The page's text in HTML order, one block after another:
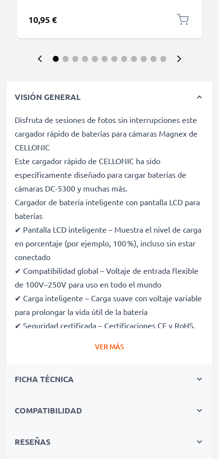
10,95 €
VISIÓN GENERAL
Disfruta de sesiones de fotos sin interrupciones este
cargador rápido de baterías para cámaras Magnex de
CELLONIC
Este cargador rápido de CELLONIC ha sido
específicamente diseñado para cargar baterías de
cámaras DC-5300 y muchas más.
Cargador de batería inteligente con pantalla LCD para
baterías
✔ Pantalla LCD inteligente – Muestra el nivel de carga
en porcentaje (por ejemplo, 100 %), incluso sin estar
conectado
✔ Compatibilidad global – Voltaje de entrada flexible
de 100V–250V para uso en todo el mundo
✔ Carga inteligente – Carga suave con voltaje variable
para prolongar la vida útil de la batería
✔ Seguridad certificada – Certificaciones CE y RoHS,
bolsa de cámara
de carga flexible y resistente, con fuente de
VER MÁS
FICHA TÉCNICA
COMPATIBILIDAD
RESEÑAS